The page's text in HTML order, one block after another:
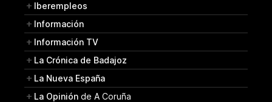
Iberempleos
Información
Información TV
La Crónica de Badajoz
La Nueva España
La Opinión de A Coruña